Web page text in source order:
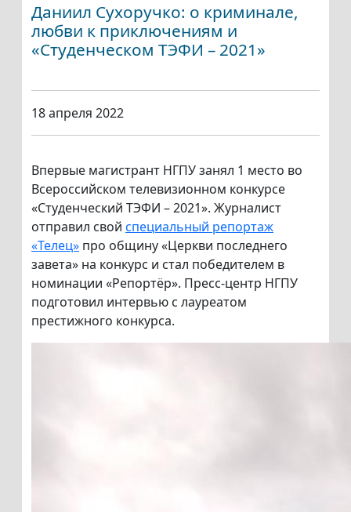
Даниил Сухоручко: о криминале,
любви к приключениям и
«Студенческом ТЭФИ – 2021»
18 апреля 2022
Впервые магистрант НГПУ занял 1 место во
Всероссийском телевизионном конкурсе
«Студенческий ТЭФИ – 2021». Журналист
отправил свой специальный репортаж
«Телец» про общину «Церкви последнего
завета» на конкурс и стал победителем в
номинации «Репортёр». Пресс-центр НГПУ
подготовил интервью с лауреатом
престижного конкурса.